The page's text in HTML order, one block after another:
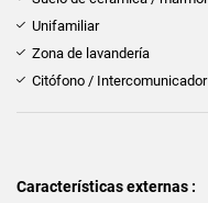
Unifamiliar
Zona de lavandería
Citófono / Intercomunicador
Características externas :